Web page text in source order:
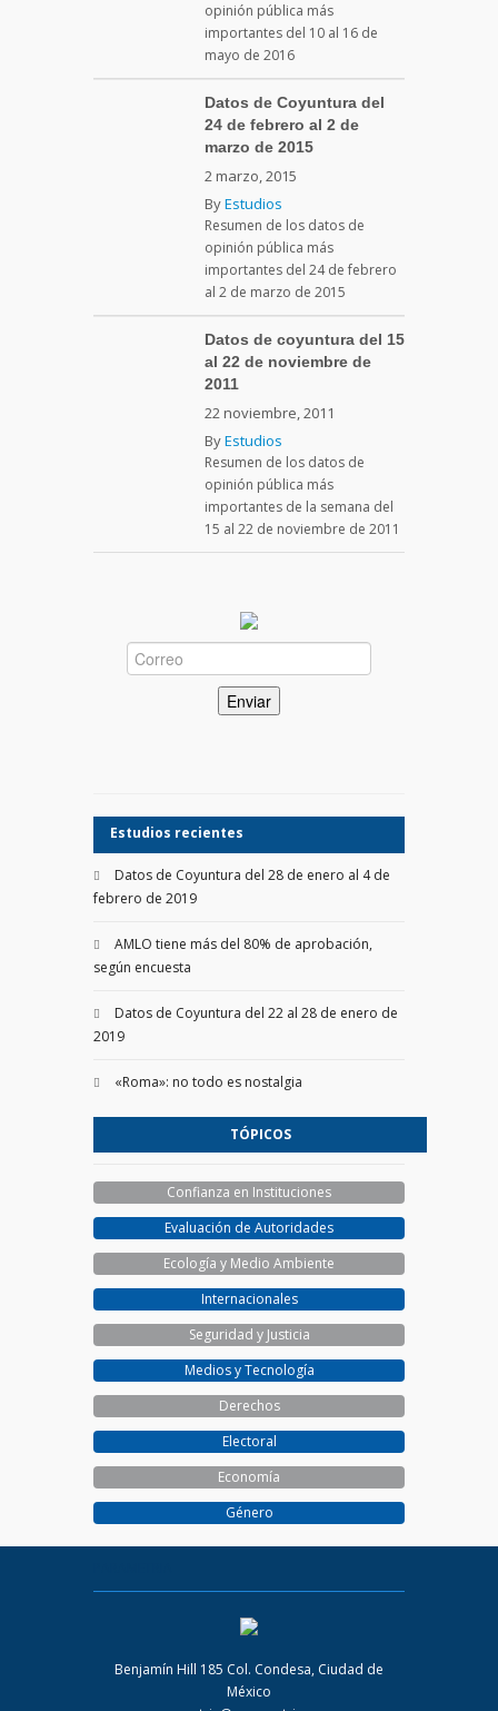
opinión pública más
importantes del 10 al 16 de
mayo de 2016
Datos de Coyuntura del
24 de febrero al 2 de
marzo de 2015
2 marzo, 2015
ByEstudios
Resumen de los datos de
opinión pública más
importantes del 24 de febrero
al 2 de marzo de 2015
Datos de coyuntura del 15
al 22 de noviembre de
2011
22 noviembre, 2011
ByEstudios
Resumen de los datos de
opinión pública más
importantes de la semana del
15 al 22 de noviembre de 2011
Estudios recientes
Datos de Coyuntura del 28 de enero al 4 de
febrero de 2019
AMLO tiene más del 80% de aprobación,
según encuesta
Datos de Coyuntura del 22 al 28 de enero de
2019
«Roma»: no todo es nostalgia
TÓPICOS
Confianza en Instituciones
Evaluación de Autoridades
Ecología y Medio Ambiente
Internacionales
Seguridad y Justicia
Medios y Tecnología
Derechos
Electoral
Economía
Género
Benjamín Hill 185 Col. Condesa, Ciudad de
México